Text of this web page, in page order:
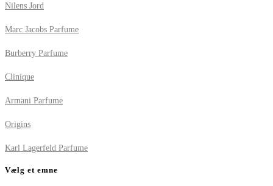
Nilens Jord
Marc Jacobs Parfume
Burberry Parfume
Clinique
Armani Parfume
Origins
Karl Lagerfeld Parfume
Vælg et emne